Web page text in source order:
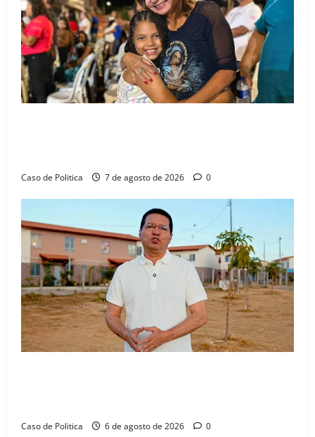
Caso de Politica 7 de agosto de 2026 0
Caso de Politica 6 de agosto de 2026 0